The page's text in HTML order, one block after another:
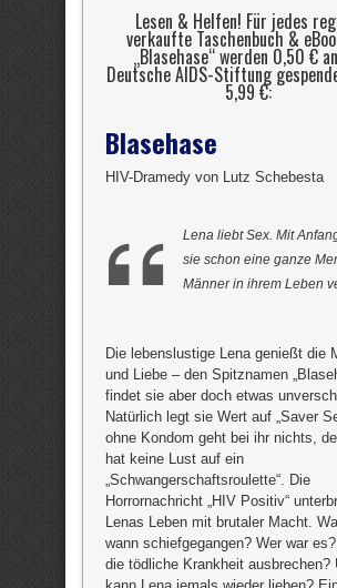
Lesen & Helfen! Für jedes
verkaufte Taschenbuch &
„Blasehase“ werden 0,50 €
Deutsche AIDS-Stiftung
5,99 €:
Blasehase
HIV-Dramedy von Lutz Schebesta
Lena liebt Sex. Mit
sie schon eine ganze
Männer in ihrem Leben
Die lebenslustige Lena genießt die
und Liebe – den Spitznamen
findet sie aber doch etwas
Natürlich legt sie Wert auf „Saver
ohne Kondom geht bei ihr nichts,
hat keine Lust auf ein
„Schwangerschaftsroulette“. Die
Horrornachricht „HIV Positiv“
Lenas Leben mit brutaler Macht.
wann schiefgegangen? Wer war
die tödliche Krankheit ausbrechen?